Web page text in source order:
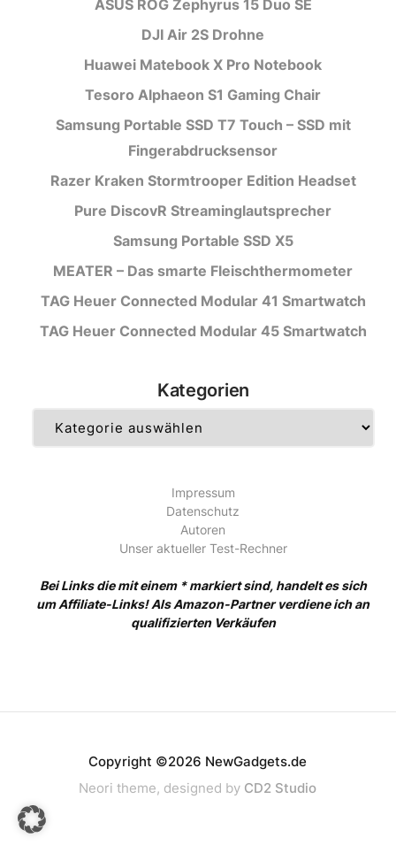
ASUS ROG Zephyrus 15 Duo SE
DJI Air 2S Drohne
Huawei Matebook X Pro Notebook
Tesoro Alphaeon S1 Gaming Chair
Samsung Portable SSD T7 Touch – SSD mit
Fingerabdrucksensor
Razer Kraken Stormtrooper Edition Headset
Pure DiscovR Streaminglautsprecher
Samsung Portable SSD X5
MEATER – Das smarte Fleischthermometer
TAG Heuer Connected Modular 41 Smartwatch
TAG Heuer Connected Modular 45 Smartwatch
Kategorien
Impressum
Datenschutz
Autoren
Unser aktueller Test-Rechner
Bei Links die mit einem * markiert sind, handelt es sich
um Affiliate-Links! Als Amazon-Partner verdiene ich an
qualifizierten Verkäufen
Copyright ©2026 NewGadgets.de
Neori theme, designed by CD2 Studio